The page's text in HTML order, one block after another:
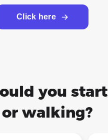
Click here
you start
walking?